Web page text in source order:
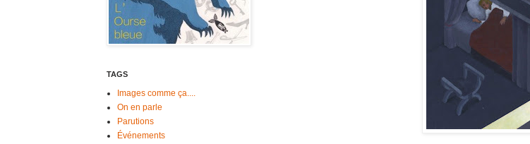
TAGS
Images comme ça....
On en parle
Parutions
Événements